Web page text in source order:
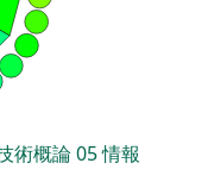
術概論05情報